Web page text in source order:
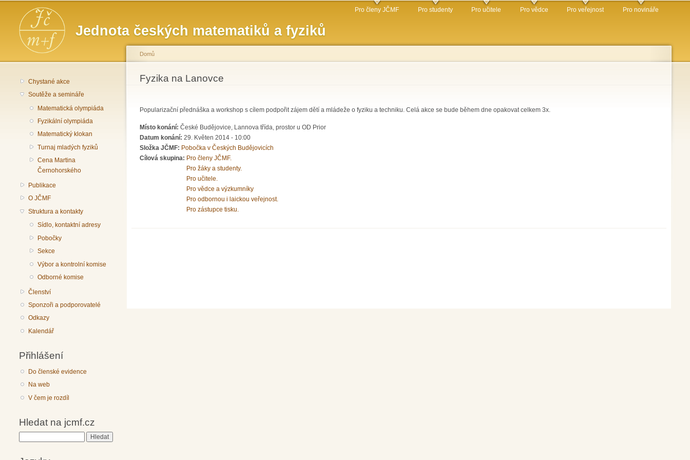
obsahu
Jednota českých matematiků a fyziků
Hlavní menu Pro členy JČMF Pro studenty Pro učitele Pro vědce Pro veřejnost Pro novináře
Chystané akce
Soutěže a semináře
Matematická olympiáda
Fyzikální olympiáda
Matematický klokan
Turnaj mladých fyziků
Cena Martina
Černohorského
Publikace
O JČMF
Struktura a kontakty
Sídlo, kontaktní adresy
Pobočky
Sekce
Výbor a kontrolní komise
Odborné komise
Členství
Sponzoři a podporovatelé
Odkazy
Kalendář
Přihlášení
Do členské evidence
Na web
V čem je rozdíl
Hledat na jcmf.cz
Jste zde
Domů
Fyzika na Lanovce
Popularizační přednáška a workshop s cílem podpořit zájem dětí a mládeže o fyziku a techniku. Celá akce se bude během dne opakovat celkem 3x.
Místo konání: České Budějovice, Lannova třída, prostor u OD Prior
Datum konání: 29. Květen 2014 - 10:00
Složka JČMF: Pobočka v Českých Budějovicích
Cílová skupina: Pro členy JČMF.
Pro žáky a studenty.
Pro učitele.
Pro vědce a výzkumníky
Pro odbornou i laickou veřejnost.
Pro zástupce tisku.